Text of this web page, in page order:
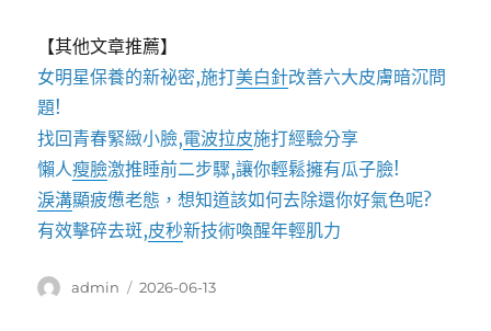
【其他文章推薦】
女明星保養的新祕密,施打美白針改善六大皮膚暗沉問
題!
找回青春緊緻小臉,電波拉皮施打經驗分享
懶人瘦臉激推睡前二步驟,讓你輕鬆擁有瓜子臉!
淚溝顯疲憊老態，想知道該如何去除還你好氣色呢?
有效擊碎去斑,皮秒新技術喚醒年輕肌力
作
admin
發
2026-06-13